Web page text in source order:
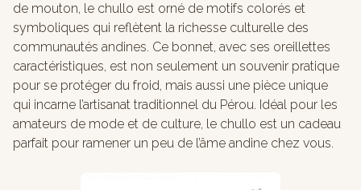
de mouton, le chullo est orné de motifs colorés et
symboliques qui reflètent la richesse culturelle des
communautés andines. Ce bonnet, avec ses oreillettes
caractéristiques, est non seulement un souvenir pratique
pour se protéger du froid, mais aussi une pièce unique
qui incarne l’artisanat traditionnel du Pérou. Idéal pour les
amateurs de mode et de culture, le chullo est un cadeau
parfait pour ramener un peu de l’âme andine chez vous.